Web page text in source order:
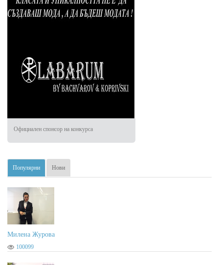
Официален спонсор на конкурса
Популярни Нови
Милена Журова
100099